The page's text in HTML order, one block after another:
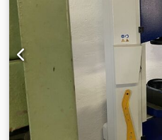
X/Y/Z: ca. 3300mm/1250mm/
Eine Besichtigung vor Ort ist
Aqcer